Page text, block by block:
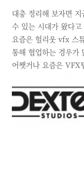
대충 정리해 보자면 지
수 있는 시대가 왔다고
요즘은 헐리웃 vfx 스
통해 협업하는 경우가
어쨋거나 요즘은 VFX